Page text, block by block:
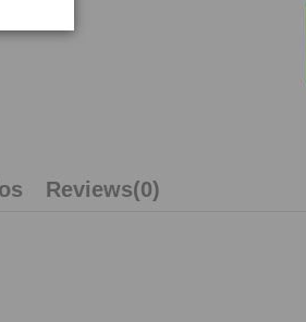
Reviews(0)